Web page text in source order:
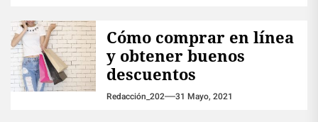
Cómo comprar en línea
y obtener buenos
descuentos
Redacción_202 31 Mayo, 2021